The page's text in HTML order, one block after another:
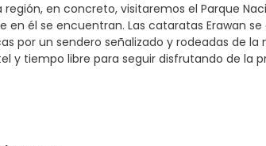
en concreto, visitaremos el Parque
él se encuentran. Las cataratas Erawan
por un sendero señalizado y rodeadas de
y tiempo libre para seguir disfrutando de la